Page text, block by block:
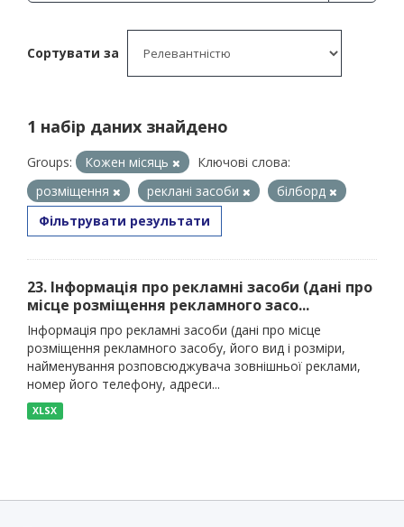
Сортувати за
1 набір даних знайдено
Groups: Кожен місяць
Ключові слова:
розміщення
реклані засоби
білборд
Фільтрувати результати
23. Інформація про рекламні засоби (дані про
місце розміщення рекламного засо...
Інформація про рекламні засоби (дані про місце
розміщення рекламного засобу, його вид і розміри,
найменування розповсюджувача зовнішньої реклами,
номер його телефону, адреси...
XLSX